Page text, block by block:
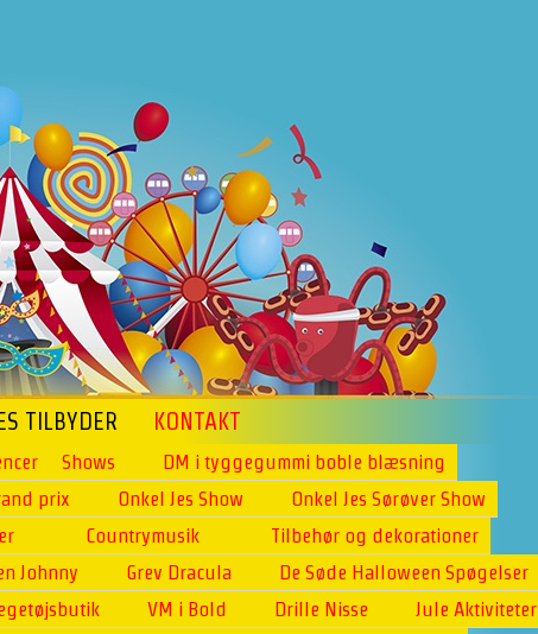
TILBYDER KONTAKT
Shows
DM i tyggegummi boble blæsning
prix Onkel Jes Show
Onkel Jes Sørøver Show
Countrymusik
Tilbehør og dekorationer
Johnny Grev Dracula
De Søde Halloween Spøgelser
VM i Bold Drille Nisse
Jule Aktiviteter